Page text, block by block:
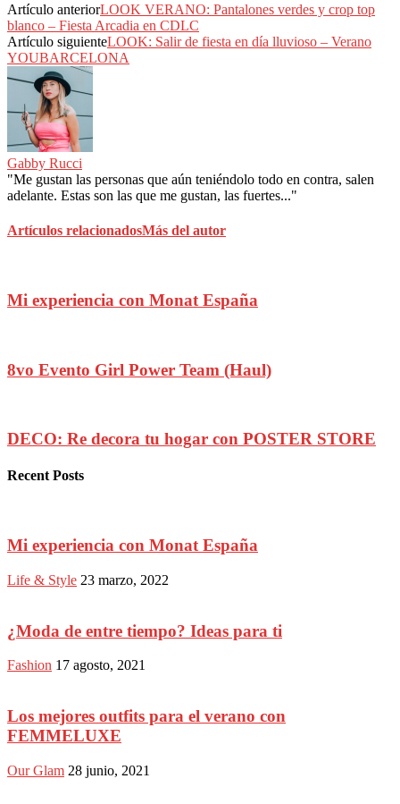
Artículo anteriorLOOK VERANO: Pantalones verdes y crop top
blanco – Fiesta Arcadia en CDLC
Artículo siguienteLOOK: Salir de fiesta en día lluvioso – Verano
YOUBARCELONA
Gabby Rucci
"Me gustan las personas que aún teniéndolo todo en contra, salen
adelante. Estas son las que me gustan, las fuertes..."
Artículos relacionadosMás del autor
Mi experiencia con Monat España
8vo Evento Girl Power Team (Haul)
DECO: Re decora tu hogar con POSTER STORE
Recent Posts
Mi experiencia con Monat España
Life & Style 23 marzo, 2022
¿Moda de entre tiempo? Ideas para ti
Fashion 17 agosto, 2021
Los mejores outfits para el verano con
FEMMELUXE
Our Glam 28 junio, 2021